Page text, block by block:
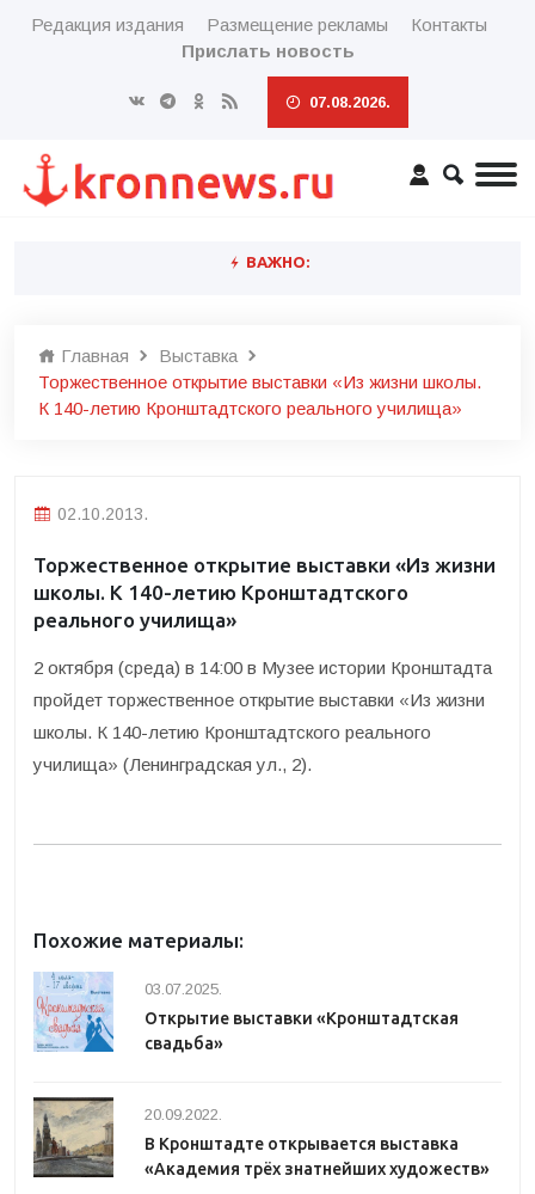
Редакция издания Размещение рекламы
Контакты
Прислать новость
07.08.2026.
ВАЖНО:
Главная
Выставка
Торжественное открытие выставки «Из жизни школы.
К 140-летию Кронштадтского реального училища»
02.10.2013.
Торжественное открытие выставки «Из жизни
школы. К 140-летию Кронштадтского
реального училища»
2 октября (среда) в 14:00 в Музее истории Кронштадта
пройдет торжественное открытие выставки «Из жизни
школы. К 140-летию Кронштадтского реального
училища» (Ленинградская ул., 2).
Похожие материалы:
03.07.2025.
Открытие выставки «Кронштадтская
свадьба»
20.09.2022.
В Кронштадте открывается выставка
«Академия трёх знатнейших художеств»